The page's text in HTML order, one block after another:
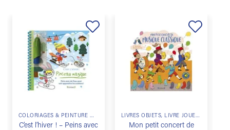
Ajouter
à la
liste de
souhaits
COLORIAGES & PEINTURE MAGIQUE
C’est l’hiver ! – Peins avec
Ajouter
liste de
souhaits
LIVRES OBJETS, LIVRE JOUET, LIVRE PUZZLE, LIVRE SURPRISE, LIVRE MATIÈRE
Mon petit concert de